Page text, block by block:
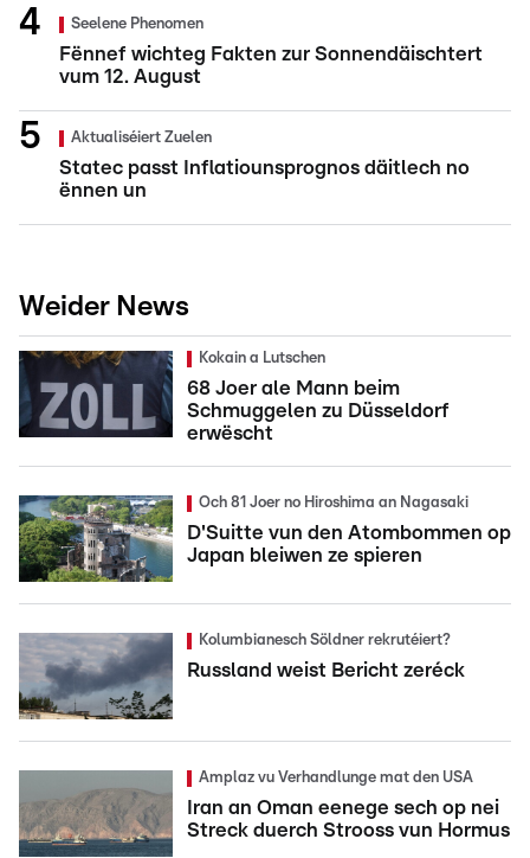
Seelene Phenomen
Fënnef wichteg Fakten zur Sonnendäischtert
vum 12. August
Aktualiséiert Zuelen
Statec passt Inflatiounsprognos däitlech no
ënnen un
Weider News
Kokain a Lutschen
68 Joer ale Mann beim
Schmuggelen zu Düsseldorf
erwëscht
Och 81 Joer no Hiroshima an Nagasaki
D'Suitte vun den Atombommen op
Japan bleiwen ze spieren
Kolumbianesch Söldner rekrutéiert?
Russland weist Bericht zeréck
Amplaz vu Verhandlunge mat den USA
Iran an Oman eenege sech op nei
Streck duerch Strooss vun Hormus